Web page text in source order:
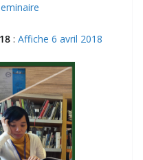
: Affiche 6 avril 2018